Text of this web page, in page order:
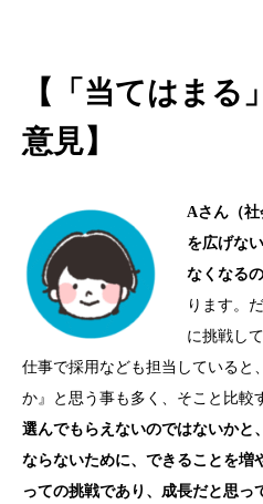
【「当てはまる
意見】
Aさん（社
を広げな
なくなる
ります。
に挑戦し
仕事で採用なども担当していると
か』と思う事も多く、そこと比較
選んでもらえないのではないかと
ならないために、できることを増
っての挑戦であり、成長だと思っ